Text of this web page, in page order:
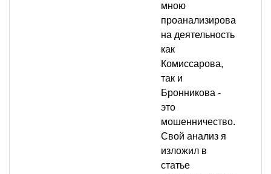
мною
проанализирова
на деятельность
как
Комиссарова,
так и
Бронникова -
это
мошенничество.
Свой анализ я
изложил в
статье